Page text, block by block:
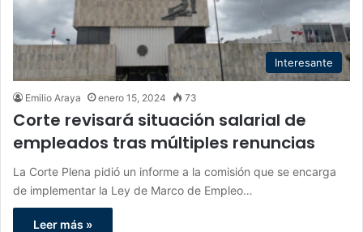
Interesante
Emilio Araya enero 15, 2024 73
Corte revisará situación salarial de
empleados tras múltiples renuncias
La Corte Plena pidió un informe a la comisión que se encarga
de implementar la Ley de Marco de Empleo…
Leer más »